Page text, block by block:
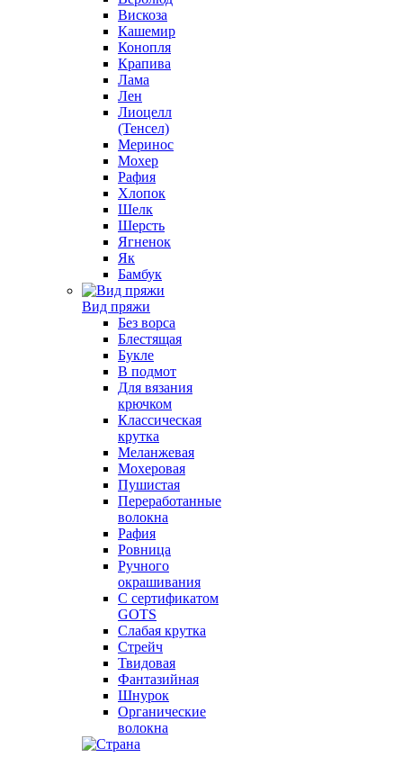
Вискоза
Кашемир
Конопля
Крапива
Лама
Лен
Лиоцелл
(Тенсел)
Меринос
Мохер
Рафия
Хлопок
Шелк
Шерсть
Ягненок
Як
Бамбук
Вид пряжи
Без ворса
Блестящая
Букле
В подмот
Для вязания
крючком
Классическая
крутка
Меланжевая
Мохеровая
Пушистая
Переработанные
волокна
Рафия
Ровница
Ручного
окрашивания
С сертификатом
GOTS
Слабая крутка
Стрейч
Твидовая
Фантазийная
Шнурок
Органические
волокна